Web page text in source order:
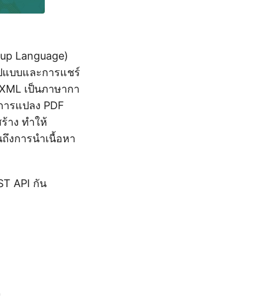
Language)
บบและการแชร์
เป็นภาษากา
รแปลง PDF
าง ทำให้
งการนำเนื้อหา
API กัน